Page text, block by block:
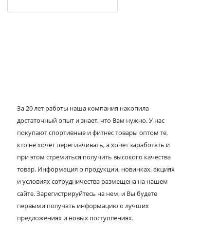
За 20 лет работы наша компания накопила
достаточный опыт и знает, что Вам нужно. У нас
покупают спортивные и фитнес товары оптом те,
кто не хочет переплачивать, а хочет заработать и
при этом стремиться получить высокого качества
товар. Информация о продукции, новинках, акциях
и условиях сотрудничества размещена на нашем
сайте. Зарегистрируйтесь на нем, и Вы будете
первыми получать информацию о лучших
предложениях и новых поступлениях.